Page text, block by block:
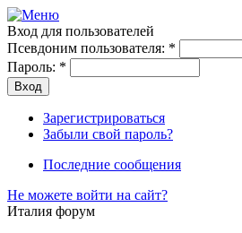
Вход для пользователей
Псевдоним пользователя: *
Пароль: *
Зарегистрироваться
Забыли свой пароль?
Последние сообщения
Не можете войти на сайт?
Италия форум